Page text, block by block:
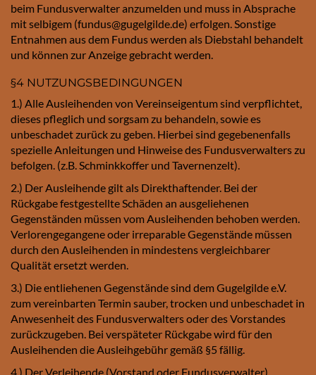
beim Fundusverwalter anzumelden und muss in Absprache
mit selbigem (fundus@gugelgilde.de) erfolgen. Sonstige
Entnahmen aus dem Fundus werden als Diebstahl behandelt
und können zur Anzeige gebracht werden.
§4 NUTZUNGSBEDINGUNGEN
1.) Alle Ausleihenden von Vereinseigentum sind verpflichtet,
dieses pfleglich und sorgsam zu behandeln, sowie es
unbeschadet zurück zu geben. Hierbei sind gegebenenfalls
spezielle Anleitungen und Hinweise des Fundusverwalters zu
befolgen. (z.B. Schminkkoffer und Tavernenzelt).
2.) Der Ausleihende gilt als Direkthaftender. Bei der
Rückgabe festgestellte Schäden an ausgeliehenen
Gegenständen müssen vom Ausleihenden behoben werden.
Verlorengegangene oder irreparable Gegenstände müssen
durch den Ausleihenden in mindestens vergleichbarer
Qualität ersetzt werden.
3.) Die entliehenen Gegenstände sind dem Gugelgilde e.V.
zum vereinbarten Termin sauber, trocken und unbeschadet in
Anwesenheit des Fundusverwalters oder des Vorstandes
zurückzugeben. Bei verspäteter Rückgabe wird für den
Ausleihenden die Ausleihgebühr gemäß §5 fällig.
4.) Der Verleihende (Vorstand oder Fundusverwalter)